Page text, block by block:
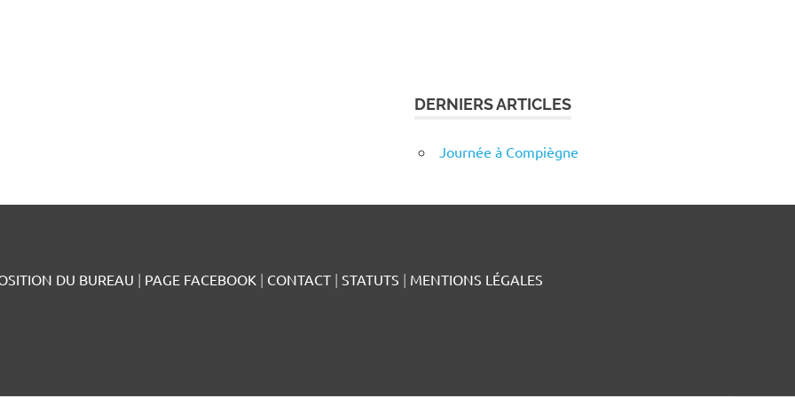
DERNIERS ARTICLES
Journée à Compiègne
DU BUREAU | PAGE FACEBOOK| CONTACT| STATUTS | MENTIONS LÉGALES